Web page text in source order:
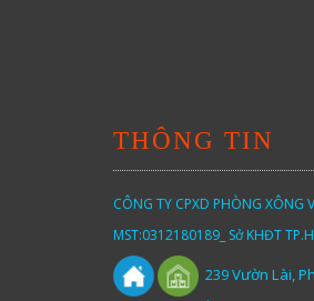
THÔNG TIN
CÔNG TY CPXD PHÒNG XÔNG
MST:0312180189_ Sở KHĐT
239Vườn Lài,